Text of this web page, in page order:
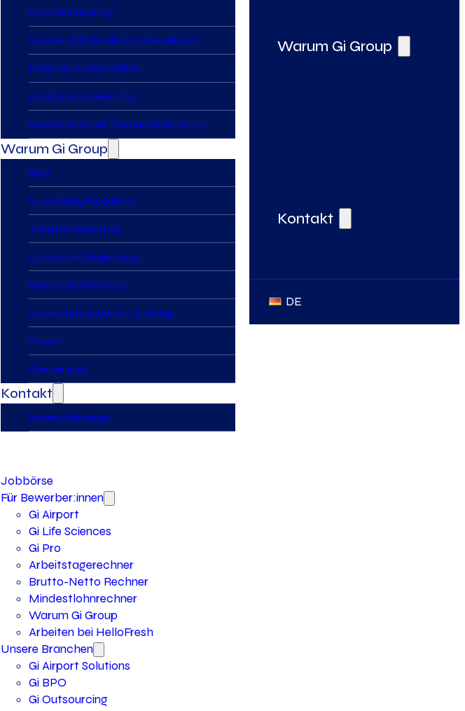
Smarter Proximity
So unterstützen wir Ihr Unternehmen
Internationale Mobilität
EU Worker in Germany
Assessments mit Thomas International
Warum Gi Group
Blog
Case Study Produktion
Transformation Lab
Lünendonk Studie 2024
Karriere bei Gi Group
Deine Vorteile bei der Gi Group
Presse
Wer wir sind
Kontakt
Interne Anfragen
Jobbörse
Für Bewerber:innen
Gi Airport
Gi Life Sciences
Gi Pro
Arbeitstagerechner
Brutto-Netto Rechner
Mindestlohnrechner
Warum Gi Group
Arbeiten bei HelloFresh
Unsere Branchen
Gi Airport Solutions
Gi BPO
Gi Outsourcing
Warum Gi Group
Kontakt
DE